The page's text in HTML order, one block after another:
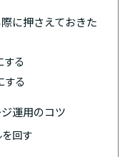
に押さえておきた
する
する
運用のコツ
を回す